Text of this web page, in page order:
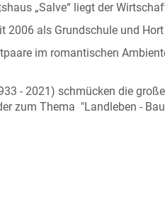
„Salve“ liegt der
2006 als Grundschule und
im romantischen
- 2021) schmücken die
zum Thema "Landleben -